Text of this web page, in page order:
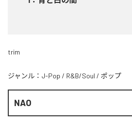
trim
ジャンル： J-Pop / R&B/Soul / ポップ
NAO